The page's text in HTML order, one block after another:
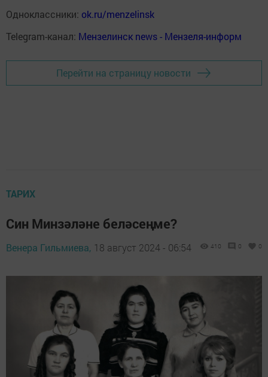
Одноклассники: ok.ru/menzelinsk
Telegram-канал: Мензелинск news - Мензеля-информ
Перейти на страницу новости
ТАРИХ
Син Минзәләне беләсеңме?
Венера Гильмиева, 18 август 2024 - 06:54 410 0 0